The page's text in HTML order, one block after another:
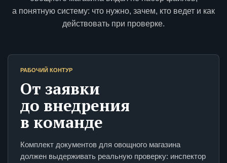
а понятную систему: что нужно, зачем, кто ведет и как
действовать при проверке.
РАБОЧИЙ КОНТУР
От заявки
до внедрения
в команде
Комплект документов для овощного магазина
должен выдерживать реальную проверку: инспектор